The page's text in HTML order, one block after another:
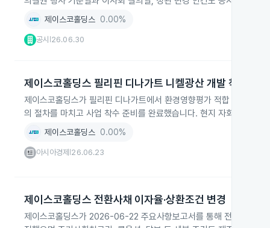
제이스코홀딩스 0.00%
공시 26.06.30
제이스코홀딩스 필리핀 디나가트 니켈광산 개발 착수 준비
제이스코홀딩스가 필리핀 디나가트에서 환경영향평가 적합 인증서
의 절차를 마치고 사업 착수 준비를 완료했습니다. 현지 자회사
제이스코홀딩스 0.00%
아시아경제 26.06.23
제이스코홀딩스 전환사채 이자율·상환조건 변경
제이스코홀딩스가 2026-06-22 주요사항보고서를 통해 전환사채